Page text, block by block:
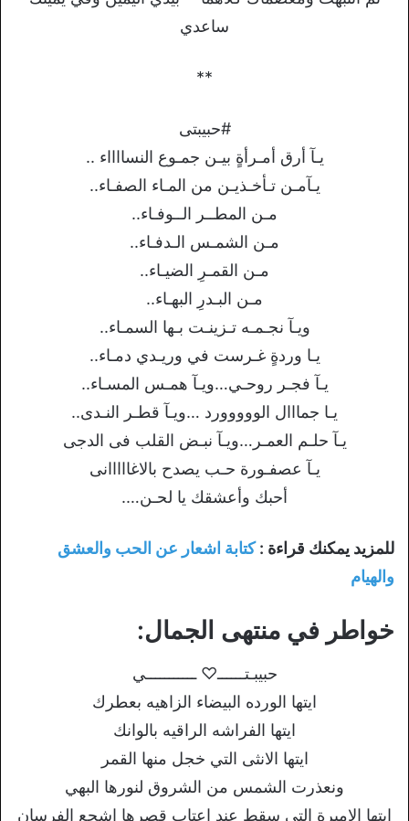
ساعدي
**
#حبيبتى
يـآ أرق أمـرأةٍ بيـن جمـوع النسااااء ..
يـآمـن تـأخـذيـن من المـاء الصفـاء..
مـن المطــر الــوفـاء..
مـن الشمـس الـدفـاء..
مـن القمـرِ الضيـاء..
مـن البـدرِ البهـاء..
ويـآ نجـمـه تـزينـت بـها السمـاء..
يـا وردةٍ غـرست في وريـدي دمـاء..
يـآ فجـر روحـي…ويـآ همـس المسـاء..
يـا جمااال الووووورد …ويـآ قطـر النـدى..
يـآ حلـم العمـر…ويـآ نبـض القلب فى الدجى
يـآ عصفـورة حـب يصدح بالاغااااانى
أحبك وأعشقك يا لحـن….
للمزيد يمكنك قراءة :كتابة اشعار عن الحب والعشق
والهيام
خواطر في منتهى الجمال:
حبيبـتــــــ♡ ـــــــــــي
ايتها الورده البيضاء الزاهيه بعطرك
ايتها الفراشه الراقيه بالوانك
ايتها الانثى التي خجل منها القمر
ونعذرت الشمس من الشروق لنورها البهي
ايتها الاميرة التي سقط عند اعتاب قصرها اشجع الفرسان